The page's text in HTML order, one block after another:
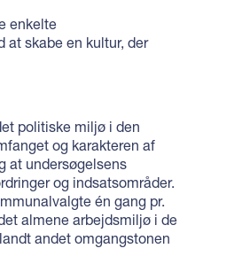
enkelte
at skabe en kultur, der
politiske miljø i den
og karakteren af
at undersøgelsens
og indsatsområder.
én gang pr.
almene arbejdsmiljø i de
andet omgangstonen